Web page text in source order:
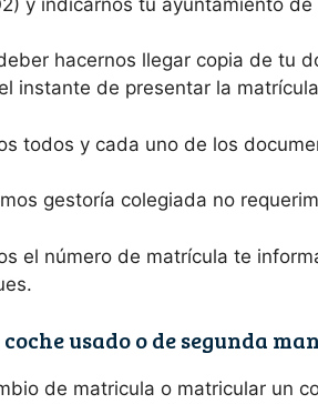
hacernos llegar copia de tu
instante de presentar la
todos y cada uno de los
gestoría colegiada no
el número de matrícula te
usado o de segunda
de matricula o matricular un